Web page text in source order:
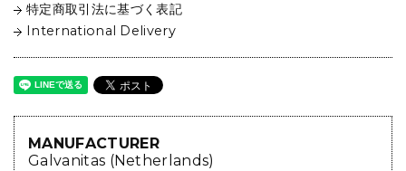
特定商取引法に基づく表記
International Delivery
MANUFACTURER
Galvanitas (Netherlands)